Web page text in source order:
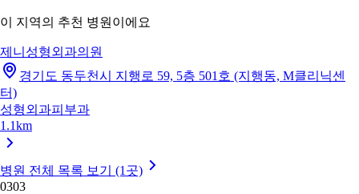
이 지역의 추천 병원이에요
제니성형외과의원
경기도 동두천시 지행로 59, 5층 501호 (지행동, M클리닉센
터)
성형외과피부과
1.1km
병원 전체 목록 보기 (1곳)
0303